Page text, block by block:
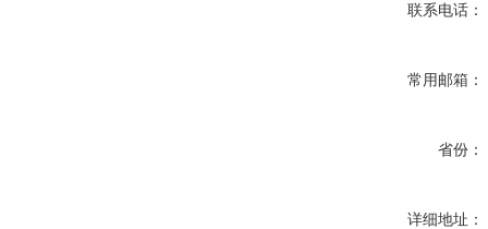
联系电话：
常用邮箱：
省份：
详细地址：